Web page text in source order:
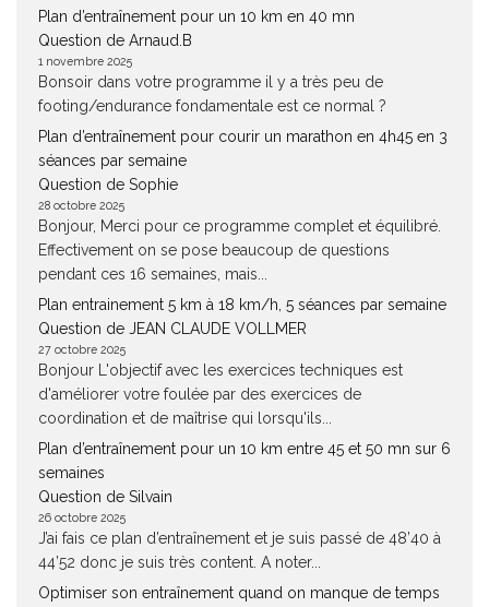
Plan d’entraînement pour un 10 km en 40 mn
Question de Arnaud.B
1 novembre 2025
Bonsoir dans votre programme il y a très peu de
footing/endurance fondamentale est ce normal ?
Plan d’entraînement pour courir un marathon en 4h45 en 3
séances par semaine
Question de Sophie
28 octobre 2025
Bonjour, Merci pour ce programme complet et équilibré.
Effectivement on se pose beaucoup de questions
pendant ces 16 semaines, mais...
Plan entrainement 5 km à 18 km/h, 5 séances par semaine
Question de JEAN CLAUDE VOLLMER
27 octobre 2025
Bonjour L'objectif avec les exercices techniques est
d'améliorer votre foulée par des exercices de
coordination et de maîtrise qui lorsqu'ils...
Plan d’entraînement pour un 10 km entre 45 et 50 mn sur 6
semaines
Question de Silvain
26 octobre 2025
J’ai fais ce plan d’entraînement et je suis passé de 48’40 à
44’52 donc je suis très content. A noter...
Optimiser son entraînement quand on manque de temps